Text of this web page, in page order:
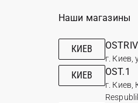
Наши магазины
КИЕВ OSTRIV
г. Киев,
КИЕВ OST.1
г. Киев,